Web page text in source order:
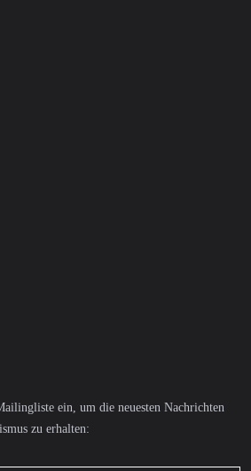
ein, um die neuesten Nachrichten
zu erhalten: